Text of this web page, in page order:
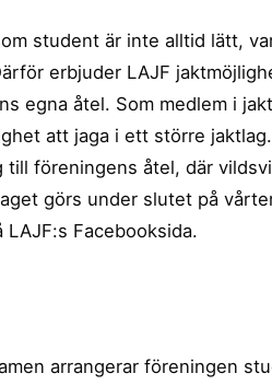
student är inte alltid lätt,
erbjuder LAJF
egna åtel. Som medlem i
att jaga i ett större
föreningens åtel, där
görs under slutet på
Facebooksida.
arrangerar föreningen